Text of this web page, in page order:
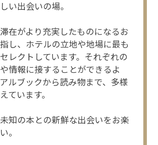
い出会いの場。
在がより充実したものになるお
し、ホテルの立地や地場に最も
レクトしています。それぞれの
情報に接することができるよ
ルブックから読み物まで、多様
ています。
知の本との新鮮な出会いをお楽
。